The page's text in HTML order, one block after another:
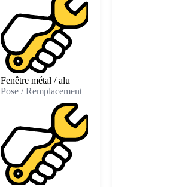
Fenêtre métal / alu
Pose / Remplacement